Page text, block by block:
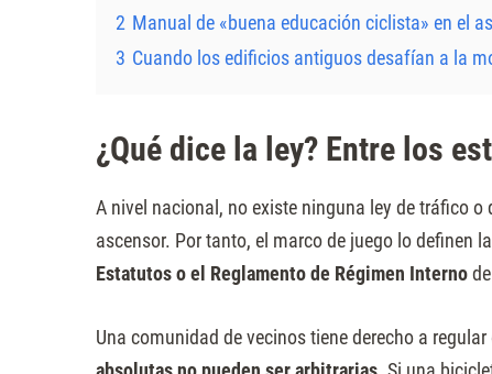
2 Manual de «buena educación ciclista» en el
3 Cuando los edificios antiguos desafían a la
¿Qué dice la ley? Entre los
A nivel nacional, no existe ninguna ley de tráfico
ascensor. Por tanto, el marco de juego lo definen la
Estatutos o el Reglamento de Régimen Interno
Una comunidad de vecinos tiene derecho a